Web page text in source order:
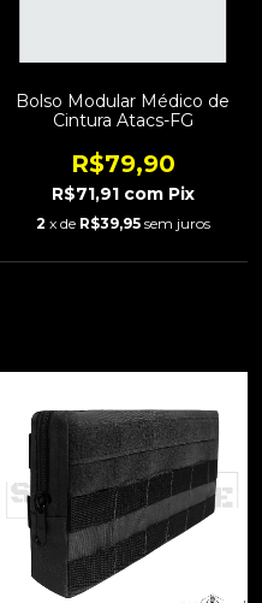
Bolso Modular Médico de
Cintura Atacs-FG
R$79,90
R$71,91 com Pix
2 x de R$39,95 sem juros